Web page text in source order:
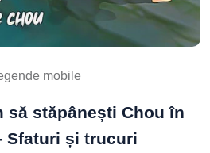
mobile
să stăpânești Chou în
Sfaturi și trucuri